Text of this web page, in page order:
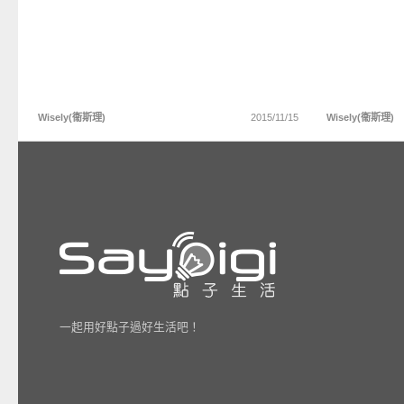
Wisely(衞斯理) 2015/11/15 Wisely(衞斯理)
一起用好點子過好生活吧！